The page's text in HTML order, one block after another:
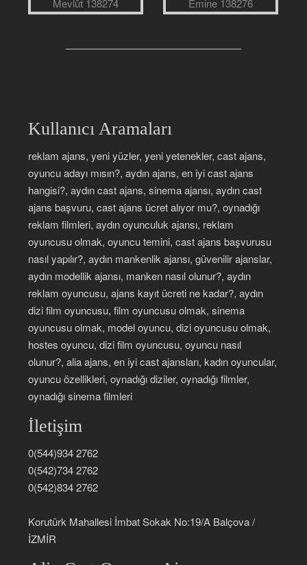
Kullanıcı Aramaları
reklam ajans, yeni yüzler, yeni yetenekler, cast ajans,
oyuncu adayı mısın?, aydın ajans, en iyi cast ajans
hangisi?, aydın cast ajans, sinema ajansı, aydın cast
ajans başvuru, cast ajans ücret alıyor mu?, oynadığı
reklam filmleri, aydın oyunculuk ajansı, reklam
oyuncusu olmak, oyuncu temini, cast ajans başvurusu
nasıl yapılır?, aydın mankenlik ajansı, güvenilir ajanslar,
aydın modellik ajansı, manken nasıl olunur?, aydın
reklam oyuncusu, ajans kayıt ücreti ne kadar?, aydın
dizi film oyuncusu, film oyuncusu olmak, sinema
oyuncusu olmak, model oyuncu, dizi oyuncusu olmak,
hostes oyuncu, dizi film oyuncusu, oyuncu nasıl
olunur?, alia ajans, en iyi cast ajansları, kadın oyuncular,
oyuncu özellikleri, oynadığı diziler, oynadığı filmler,
oynadığı sinema filmleri
İletişim
0(544)934 2762
0(542)734 2762
0(542)834 2762
Korutürk Mahallesi İmbat Sokak No:19/A Balçova /
İZMİR